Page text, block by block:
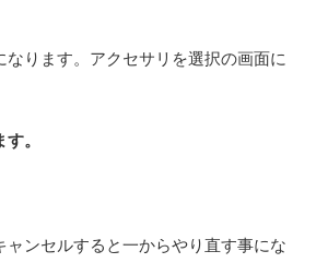
なります。アクセサリを選択の画面に
。
ャンセルすると一からやり直す事にな